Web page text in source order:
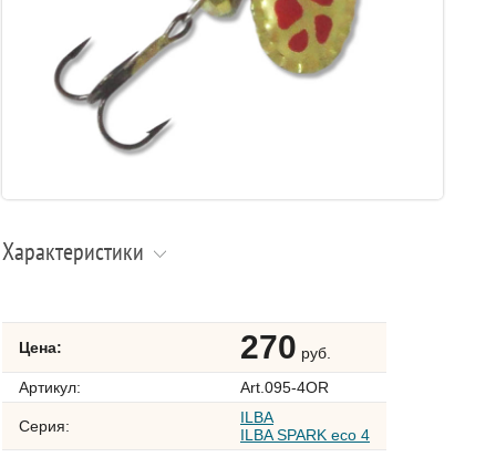
Характеристики
Цена: 270 руб.
Артикул:
Art.095-4OR
Серия:
ILBA
ILBA SPARK eco 4